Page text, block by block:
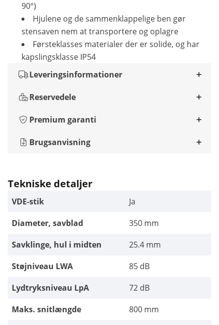
90°)
Hjulene og de sammenklappelige ben gør
stensaven nem at transportere og oplagre
Førsteklasses materialer der er solide, og har
kapslingsklasse IP54
Leveringsinformationer
Reservedele
Premium garanti
Brugsanvisning
Tekniske detaljer
VDE-stik
Ja
Diameter, savblad
350 mm
Savklinge, hul i midten
25.4 mm
Støjniveau LWA
85 dB
Lydtryksniveau LpA
72 dB
Maks. snitlængde
800 mm